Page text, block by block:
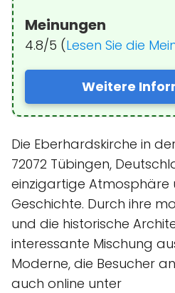
Meinungen
4.8/5 (Lesen Sie die
Weitere
Die Eberhardskirche in
72072 Tübingen,
einzigartige Atmosphäre
Geschichte. Durch ihre
und die historische
interessante Mischung
Moderne, die Besucher
auch online unter